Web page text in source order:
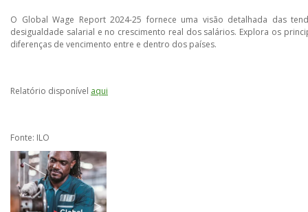
O Global Wage Report 2024-25 fornece uma visão detalhada das
desigualdade salarial e no crescimento real dos salários. Explora os
diferenças de vencimento entre e dentro dos países.
Relatório disponível aqui
Fonte: ILO